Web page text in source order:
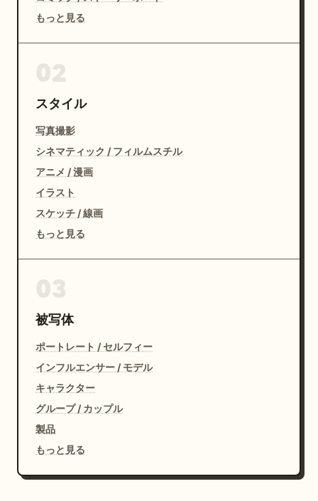
もっと見る
スタイル
写真撮影
シネマティック / フィルムスチル
アニメ / 漫画
イラスト
スケッチ / 線画
もっと見る
被写体
ポートレート / セルフィー
インフルエンサー / モデル
キャラクター
グループ / カップル
製品
もっと見る